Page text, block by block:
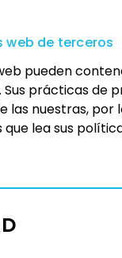
web de terceros
pueden
Sus prácticas de
las nuestras, por
lea sus